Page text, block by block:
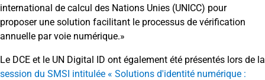
international de calcul des Nations Unies (UNICC) pour
proposer une solution facilitant le processus de vérification
annuelle par voie numérique.»
Le DCE et le UN Digital ID ont également été présentés lors de la
session du SMSI intitulée « Solutions d'identité numérique :